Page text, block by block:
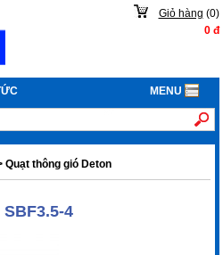
Giỏ hàng (0)
0đ
MENU
Quạt thông gió Deton
4